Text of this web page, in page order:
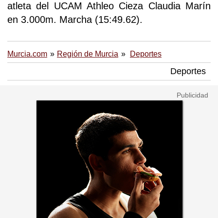
atleta del UCAM Athleo Cieza Claudia Marín
en 3.000m. Marcha (15:49.62).
Murcia.com Región de Murcia Deportes
Deportes